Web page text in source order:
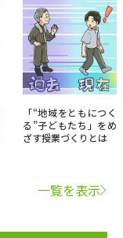
「“地域をともにつく
る”子どもたち」をめ
ざす授業づくりとは
一覧を表示